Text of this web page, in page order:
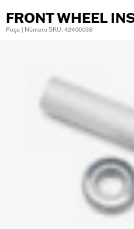
FRONT WHEEL
Peça | Número SKU: 42400038